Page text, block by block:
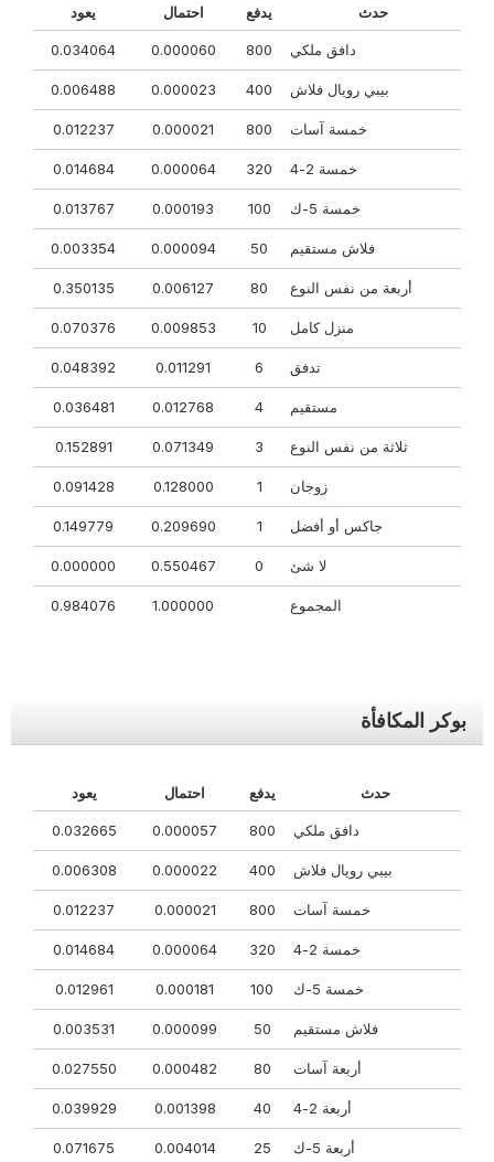
حدث يدفع احتمال يعود
دافق ملكي 800
0.000060
0.034064
بيبي رويال فلاش 400
0.000023
0.006488
خمسة آسات 800
0.000021
0.012237
خمسة 2-4 320
0.000064
0.014684
خمسة 5-ك 100
0.000193
0.013767
فلاش مستقيم 50
0.000094
0.003354
أربعة من نفس النوع 80
0.006127
0.350135
منزل كامل 10
0.009853
0.070376
تدفق 0.011291
0.048392
مستقيم 0.012768
0.036481
ثلاثة من نفس النوع 0.071349
0.152891
زوجان 0.128000
0.091428
جاكس أو أفضل 0.209690
0.149779
لا شئ 0.550467
0.000000
المجموع 1.000000
0.984076
بوكر المكافأة
حدث يدفع احتمال يعود
دافق ملكي 800
0.000057
0.032665
بيبي رويال فلاش 400
0.000022
0.006308
خمسة آسات 800
0.000021
0.012237
خمسة 2-4 320
0.000064
0.014684
خمسة 5-ك 100
0.000181
0.012961
فلاش مستقيم 50
0.000099
0.003531
أربعة آسات 80
0.000482
0.027550
أربعة 2-4 40
0.001398
0.039929
أربعة 5-ك 25
0.004014
0.071675